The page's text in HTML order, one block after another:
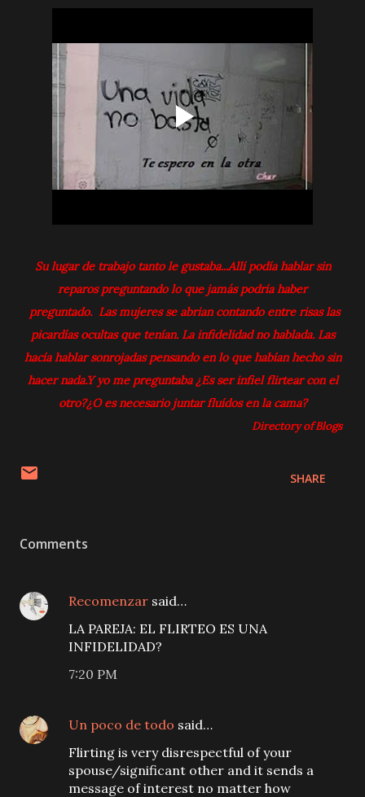
Su lugar de trabajo tanto le gustaba...Allí podía hablar sin
reparos preguntando lo que jamás podría haber
preguntado. Las mujeres se abrian contando entre risas las
picardías ocultas que tenían. La infidelidad no hablada. Las
hacía hablar sonrojadas pensando en lo que habían hecho sin
hacer nada.Y yo me preguntaba ¿Es ser infiel flirtear con el
otro?¿O es necesario juntar fluídos en la cama?
Directory of Blogs
SHARE
Comments
Recomenzar said…
LA PAREJA: EL FLIRTEO ES UNA
INFIDELIDAD?
7:20 PM
Un poco de todo said…
Flirting is very disrespectful of your
spouse/significant other and it sends a
message of interest no matter how